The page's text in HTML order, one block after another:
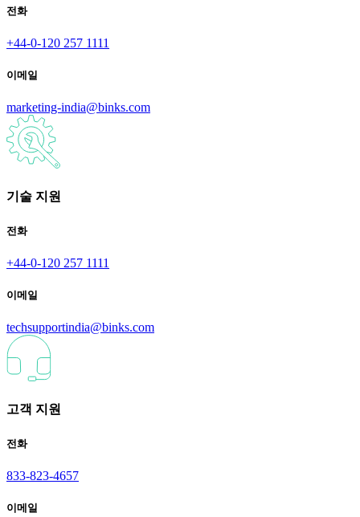
전화
+44-0-120 257 1111
이메일
marketing-india@binks.com
기술 지원
전화
+44-0-120 257 1111
이메일
techsupportindia@binks.com
고객 지원
전화
833-823-4657
이메일